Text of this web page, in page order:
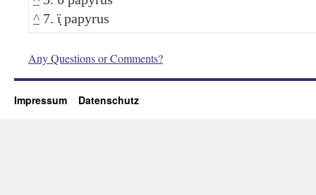
^ 7. ϊ̣ papyrus
Any Questions or Comments?
Impressum Datenschutz